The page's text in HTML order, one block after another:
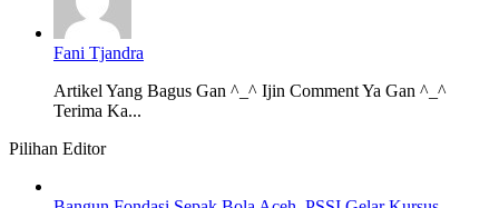
Fani Tjandra
Artikel Yang Bagus Gan ^_^ Ijin Comment Ya Gan ^_^
Terima Ka...
Pilihan Editor